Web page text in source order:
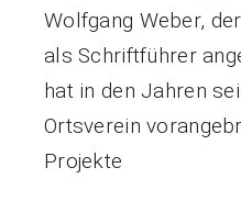
Wolfgang Weber,
als Schriftführer
hat in den Jahren
Ortsverein
Projekte